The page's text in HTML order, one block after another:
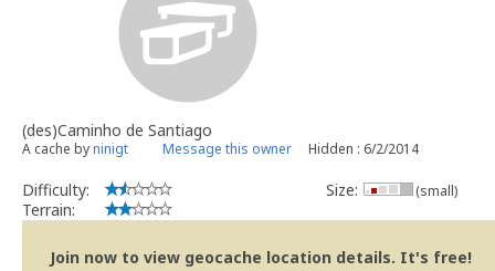
(des)Caminho de Santiago
A cache byninigt Message this owner Hidden : 6/2/2014
Difficulty:
Terrain:
Size: (small)
Join now to view geocache location details. It's free!